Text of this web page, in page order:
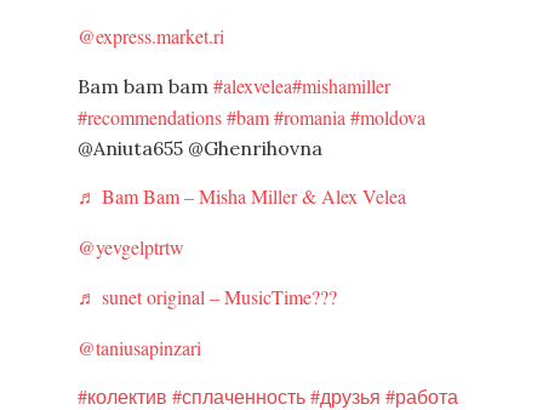
@express.market.ri
Bam bam bam #alexvelea#mishamiller
#recommendations#bam#romania #moldova
@Aniuta655 @Ghenrihovna
♬ Bam Bam – Misha Miller & Alex Velea
@yevgelptrtw
♬ sunet original – MusicTime???
@taniusapinzari
#колектив #сплаченность#друзья #работа